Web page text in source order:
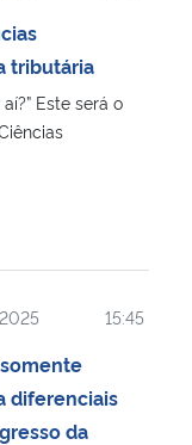
tributária
Este será o
15:45
diferenciais
da